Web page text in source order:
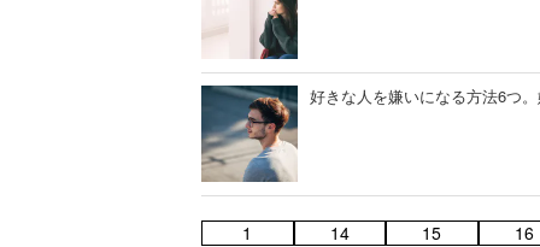
好きな人を嫌いになる方法6つ
1 14 15 16